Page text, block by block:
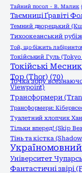
Тайний посол - В. Малик
Таємниці Ґравіті
Темний дворецький
Тихоокеанський
Той, що біжить
Токійський Гуль
Токійські
Тор (Thor) (70)
Точка зору
Viewpoint)
Трансформери
Трансформери:
Туалетний хлопчик
Тільки вперед! (Skip
Тінь та кістка
Університет
Фантастичні звірі